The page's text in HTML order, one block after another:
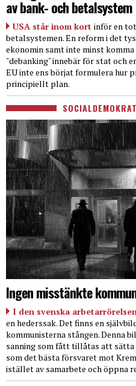
av bank- och betalsystem
USA står inom kort inför en
betalsystemen. En reform i det
ekonomin samt inte minst
"debanking" innebär för stat och
EU inte ens börjat formulera hur
principiellt plan.
Ingen misstänkte
I den svenska
en hederssak. Det finns en
kommunisterna stången. Denna
sanning som fått tillåtas att sätta
som det bästa försvaret mot
istället av samarbete och öppna